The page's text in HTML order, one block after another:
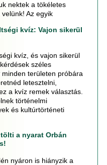
nektek a tökéletes
Az egyik
kvíz: Vajon sikerül
kvíz, és vajon sikerül
széles
területen próbára
letesztelni,
a kvíz remek választás.
történelmi
és kultúrtörténeti
a nyarat Orbán
nyáron is hiányzik a